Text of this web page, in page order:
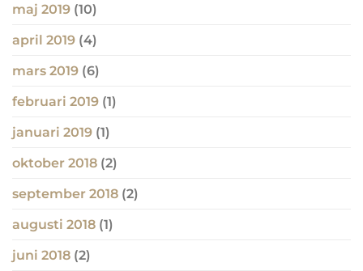
maj 2019 (10)
april 2019 (4)
mars 2019 (6)
februari 2019 (1)
januari 2019 (1)
oktober 2018 (2)
september 2018 (2)
augusti 2018 (1)
juni 2018 (2)